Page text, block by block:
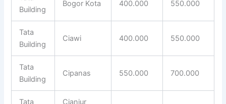
Building
Bogor Kota 400.000 550.000
Tata
Building
Ciawi 400.000 550.000
Tata
Building
Cipanas 550.000 700.000
Tata
Cianjur